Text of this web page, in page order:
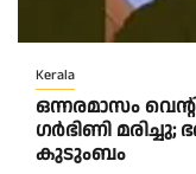
Kerala
ഒന്നരമാസം
ഗർഭിണി
കുടുംബം